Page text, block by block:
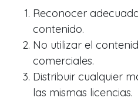
Reconocer
contenido.
No utilizar el
comerciales.
Distribuir cualquier
las mismas licencias.